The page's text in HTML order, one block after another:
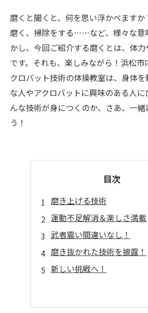
磨くと聞くと、何を思い浮かべますか
磨く、掃除をする……など、様々な意
かし、今回ご紹介する磨くとは、体
です。それも、楽しみながら！浜松
クロバット技術の体操教室は、身体
な人やアクロバットに興味のある人
んな技術が身につくのか、さあ、一緒
う！
目次
磨き上げる技術
運動不足解消＆楽しさ満載
武者震い間違いなし！
磨き抜かれた技術を披露！
新しい挑戦へ！